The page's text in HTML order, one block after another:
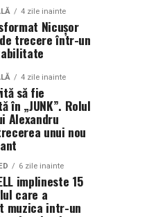
4 zile inainte
Nicușor
trecere într-un
4 zile inainte
să fie
în „JUNK”. Rolul
Alexandru
unui nou
6 zile inainte
implineste 15
care a
muzica intr-un